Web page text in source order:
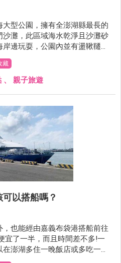
型公園，擁有全澎湖縣最長的
灘，此區域海水乾淨且沙灘砂
邊玩耍，公園內並有盪鞦韆與
到澎湖旅遊必須要排入的親子
來看看澎湖縣林投公園吧!
藏
、 親子旅遊
以搭船嗎？
也能經由嘉義布袋港搭船前往
宜了一半，而且時間差不多!一
澎湖多住一晚飯店或多吃一餐
旋三號及太吉之星往返嘉義與澎